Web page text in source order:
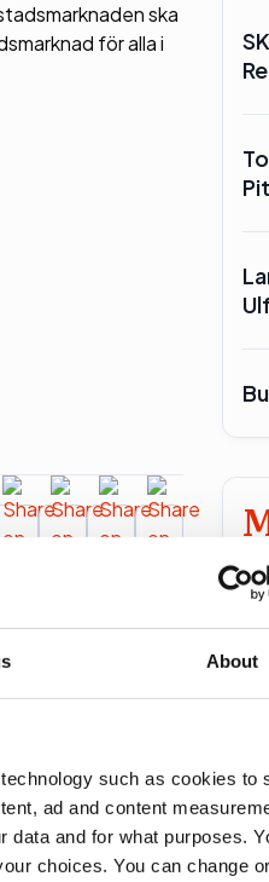
About
such as cookies to
ad and content
data and for what purposes.
choices. You can change
ska
för alla i
Debatt
växa.